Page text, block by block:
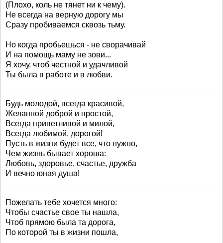
(Плохо, коль не тянет ни к чему).
Не всегда на верную дорогу мы
Сразу пробиваемся сквозь тьму.
Но когда пробьешься - не сворачивай
И на помощь маму не зови...
Я хочу, чтоб честной и удачливой
Ты была в работе и в любви.
Будь молодой, всегда красивой,
Желанной доброй и простой,
Всегда приветливой и милой,
Всегда любимой, дорогой!
Пусть в жизни будет все, что нужно,
Чем жизнь бывает хороша:
Любовь, здоровье, счастье, дружба
И вечно юная душа!
Пожелать тебе хочется много:
Чтобы счастье свое ты нашла,
Чтоб прямою была та дорога,
По которой ты в жизни пошла,